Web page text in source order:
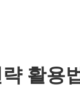
활용